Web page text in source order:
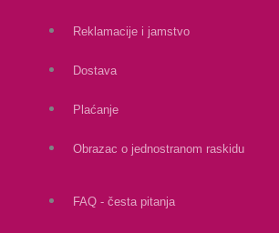
Reklamacije i jamstvo
Dostava
Plaćanje
Obrazac o jednostranom raskidu
FAQ - česta pitanja